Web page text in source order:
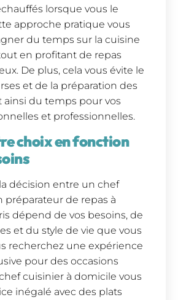
lorsque vous le
approche pratique vous
du temps sur la cuisine
en profitant de repas
De plus, cela vous évite le
et de la préparation des
ainsi du temps pour vos
et professionnelles.
choix en fonction
décision entre un chef
préparateur de repas à
dépend de vos besoins, de
et du style de vie que vous
recherchez une expérience
pour des occasions
cuisinier à domicile vous
inégalé avec des plats